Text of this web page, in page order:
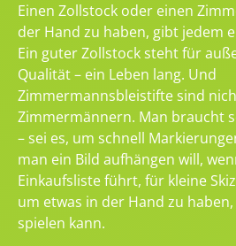
Einen Zollstock oder einen
der Hand zu haben, gibt jedem
Ein guter Zollstock steht für
Qualität – ein Leben lang. Und
Zimmermannsbleistifte sind
Zimmermännern. Man braucht
– sei es, um schnell
man ein Bild aufhängen will,
Einkaufsliste führt, für kleine
um etwas in der Hand zu
spielen kann.